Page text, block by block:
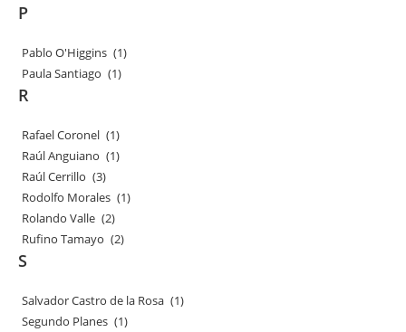
P
Pablo O'Higgins (1)
Paula Santiago (1)
R
Rafael Coronel (1)
Raúl Anguiano (1)
Raúl Cerrillo (3)
Rodolfo Morales (1)
Rolando Valle (2)
Rufino Tamayo (2)
S
Salvador Castro de la Rosa (1)
Segundo Planes (1)